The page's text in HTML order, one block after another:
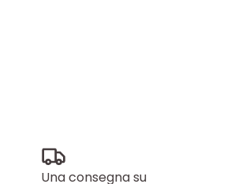
Una consegna su